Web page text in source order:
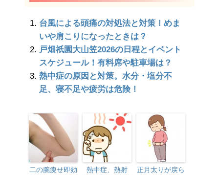
台風による頭痛の対処法と対策！めま
いや肩こりになったときは？
戸畑祇園大山笠2026の日程とイベント
スケジュール！有料席や駐車場は？
熱中症の原因と対策。水分・塩分不
足、寝不足や疲労は危険！
二の腕痩せ即効
熱中症、熱射
正月太りが戻ら